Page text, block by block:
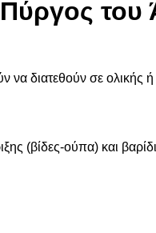
του
διατεθούν σε ολικής
(βίδες-ούπα) και